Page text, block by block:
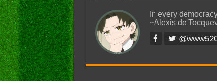
In every
~Alexis de